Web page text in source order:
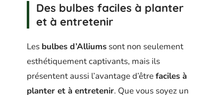
Des bulbes faciles à planter
et à entretenir
Les bulbes d’Alliums sont non seulement
esthétiquement captivants, mais ils
présentent aussi l’avantage d’êtrefaciles à
planter et à entretenir. Que vous soyez un